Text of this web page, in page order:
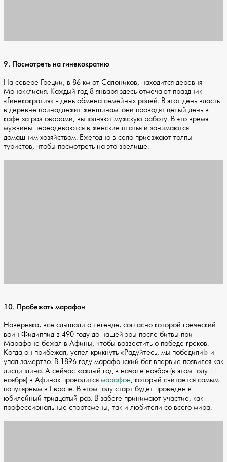
9. Посмотреть на гинекократию
На севере Греции, в 86 км от Салоников, находится деревня
Монокклисия. Каждый год 8 января здесь отмечают праздник
«Гинекократия» - день обмена семейных ролей. В этот день власть
в деревне принадлежит женщинам: они проводят целый день в
кафе за разговорами, выполняют мужскую работу. В это время
мужчины переодеваются в женские платья и занимаются
домашним хозяйством. Ежегодно в село приезжают толпы
туристов, чтобы посмотреть на это зрелище.
10. Пробежать марафон
Наверняка, все слышали о легенде, согласно которой греческий
воин Фидиппид в 490 году до нашей эры после битвы при
Марафоне бежал в Афины, чтобы возвестить о победе греков.
Когда он прибежал, успел крикнуть «Радуйтесь, мы победили!» и
упал замертво. В 1896 году марафонский бег впервые появился как
дисциплина. А сейчас каждый год в начале ноября (в этом году 11
ноября) в Афинах проводится марафон, который считается самым
популярным в Европе. В этом году старт будет проведен в
юбилейный тридцатый раз. В забеге принимают участие, как
профессиональные спортсмены, так и любители со всего мира.